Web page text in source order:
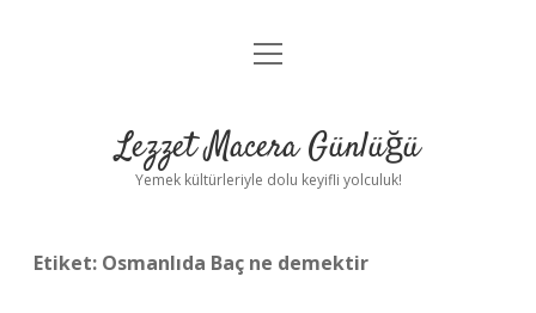
Anasayfa
Yasal Uyarı
menüyü
Lezzet Macera Günlüğü
Yemek kültürleriyle dolu keyifli yolculuk!
Etiket: Osmanlıda Baç ne demektir